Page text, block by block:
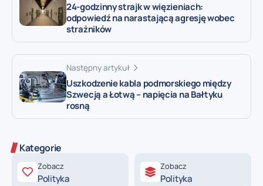
24-godzinny strajk w więzieniach:
odpowiedź na narastającą agresję wobec
strażników
Następny artykuł
Uszkodzenie kabla podmorskiego między
Szwecją a Łotwą – napięcia na Bałtyku
rosną
Kategorie
Zobacz
Polityka
Zobacz
Polityka